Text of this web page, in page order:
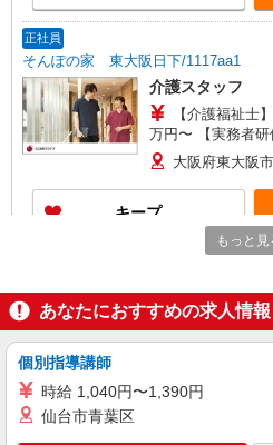
当を含みます。 ※
分〜） ◎賞与
正社員
そんぽの家 東大阪日下/1117aa1
介護スタッフ
【介護福祉士
万円〜 【実務者研修】 月給：255,500円 年収例：
345万円〜 【初任者研修・無資格】 月給：
249,700円 年収例：338万円
がい向上手当、日
当（月平均5回分
当を含みます。 ※
大阪府東大阪
キープ
介護スタッフ
【介護福祉士
例：325万円〜 ※職務手当、働きがい向上手当、
日祝手当（月平
大阪府東大阪市
もっと見
あなたにおすすめの求人情報
個別指導講師
時給 1,040円〜1,390円
仙台市青葉区